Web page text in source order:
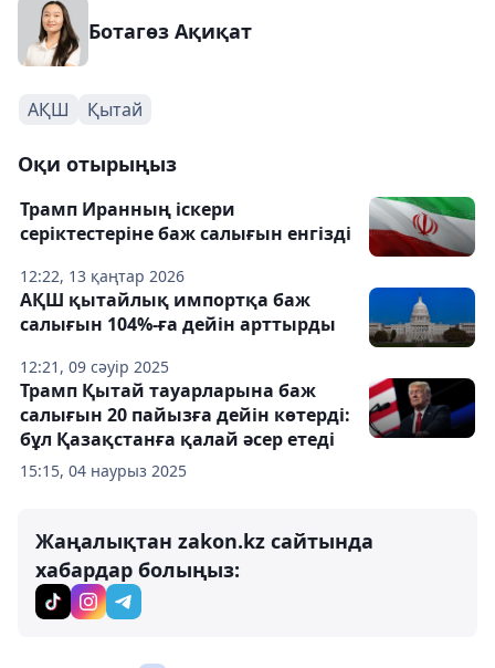
Ботагөз Ақиқат
АҚШ Қытай
Оқи отырыңыз
12:22, 13 қаңтар 2026
Трамп Иранның іскери
серіктестеріне баж салығын енгізді
12:21, 09 сәуір 2025
АҚШ қытайлық импортқа баж
салығын 104%-ға дейін арттырды
15:15, 04 наурыз 2025
Трамп Қытай тауарларына баж
салығын 20 пайызға дейін көтерді:
бұл Қазақстанға қалай әсер етеді
Жаңалықтан zakon.kz сайтында
хабардар болыңыз: